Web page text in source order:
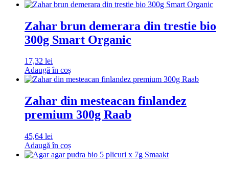
Zahar brun demerara din trestie bio
300g Smart Organic
17,32 lei
Adaugă în coș
Zahar din mesteacan finlandez
premium 300g Raab
45,64 lei
Adaugă în coș